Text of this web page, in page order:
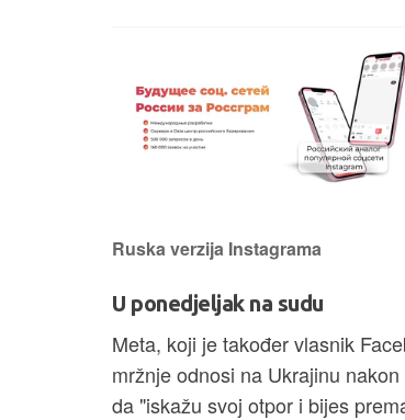
Ruska verzija Instagrama
U ponedjeljak na sudu
Meta, koji je također vlasnik
mržnje odnosi na Ukrajinu
da "iskažu svoj otpor i bijes